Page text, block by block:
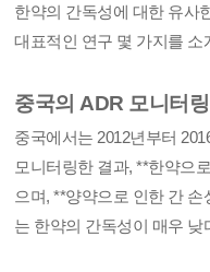
한약의 간독성에 대한 유사
대표적인 연구 몇 가지를 소
중국의 ADR 모니터
중국에서는 2012년부터
모니터링한 결과, **한약으
으며, **양약으로 인한 간
는 한약의 간독성이 매우 낮